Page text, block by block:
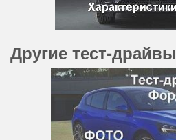
Другие тест-драйвы